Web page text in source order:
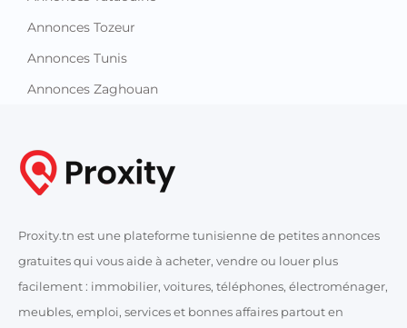
Annonces Tozeur
Annonces Tunis
Annonces Zaghouan
Proxity.tn est une plateforme tunisienne de petites annonces
gratuites qui vous aide à acheter, vendre ou louer plus
facilement : immobilier, voitures, téléphones, électroménager,
meubles, emploi, services et bonnes affaires partout en